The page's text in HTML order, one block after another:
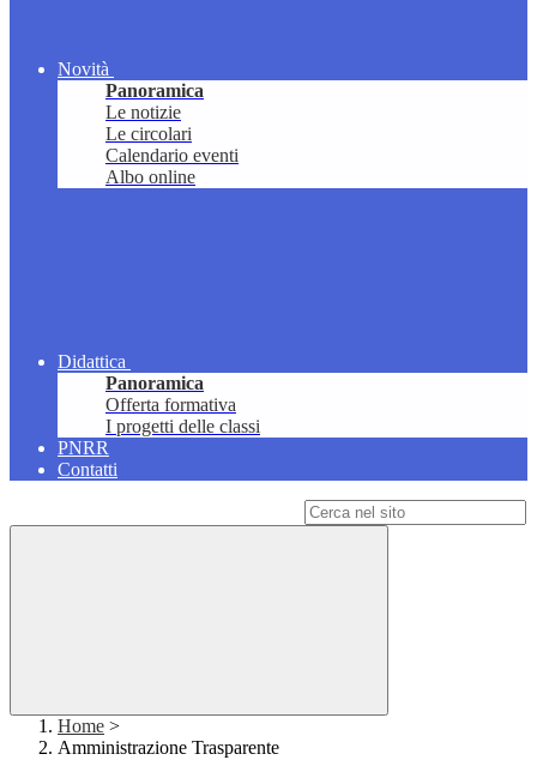
Novità
Panoramica
Le notizie
Le circolari
Calendario eventi
Albo online
Didattica
Panoramica
Offerta formativa
I progetti delle classi
PNRR
Contatti
Home >
Amministrazione Trasparente